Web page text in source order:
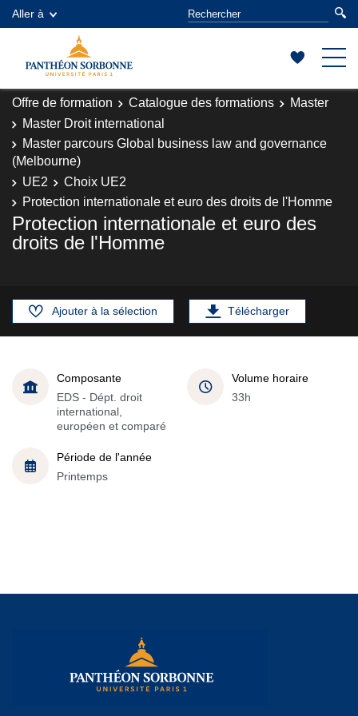
Aller à
Offre de formation Catalogue des formations
Master
Master Droit international
Master parcours Global business law and governance
(Melbourne)
UE2
Choix UE2
Protection internationale et euro des droits de l'Homme
Protection internationale et euro des
droits de l'Homme
Ajouter à la sélection Télécharger
Composante
EDS - Dépt. droit
international,
européen et comparé
Volume horaire
33h
Période de l'année
Printemps